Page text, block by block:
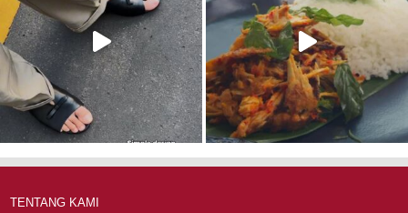
TENTANG KAMI